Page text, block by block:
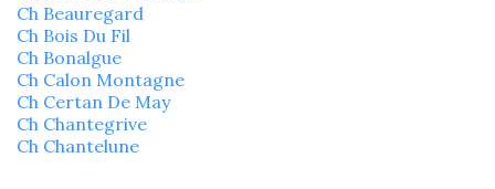
Ch Beauregard
Ch Bois Du Fil
Ch Bonalgue
Ch Calon Montagne
Ch Certan De May
Ch Chantegrive
Ch Chantelune